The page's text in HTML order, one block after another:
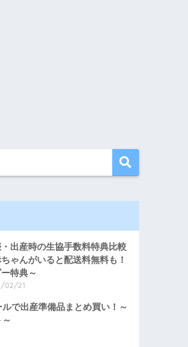
出産時の生協手数料特典比較
ちゃんがいると配送料無料も！
特典～
02/21
で出産準備品まとめ買い！～